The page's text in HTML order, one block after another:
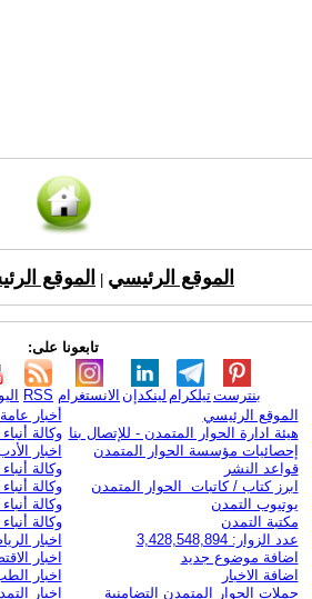
الموقع الرئيسي الموقع
تابعونا على:
RSS الانستغرام لينكدإن تيلكرامبنترست
الموقع الرئيسي
هيئة ادارة الحوار المتمدن - للإتصال بنا
إحصائيات مؤسسة الحوار المتمدن
قواعد النشر
ابرز كتاب / كاتبات الحوار المتمدن
يوتيوب التمدن
مكتبة التمدن
عدد الزوار: 3,428,548,894
اضافة موضوع جديد
اضافة الاخبار
حملات الحوار المتمدن التضامنية
أخبار عامة
وكالة
اخبار
وكالة
وكالة
وكالة
وكالة
اخبار
اخبار
اخبار
اخبار